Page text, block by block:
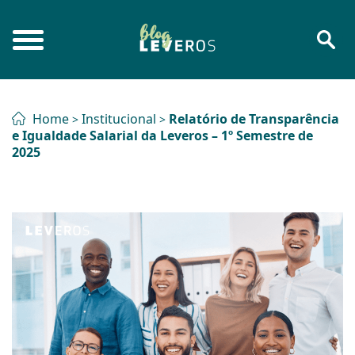
Home > Institucional > Relatório de Transparência
e Igualdade Salarial da Leveros – 1º Semestre de
2025